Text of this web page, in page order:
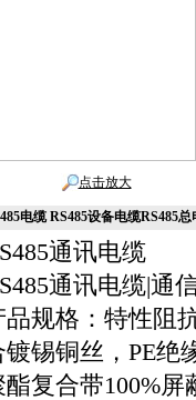
点击放大
电缆 RS485设备电缆RS485总
通讯电缆
通讯电缆|通
品规格：特性阻
镀锡铜丝，PE绝
酯复合带100%